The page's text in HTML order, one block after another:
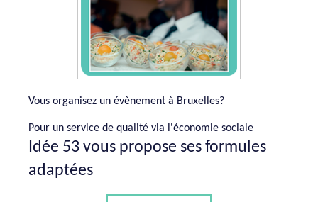
Vous organisez un évènement à Bruxelles?
Pour un service de qualité via l'économie sociale
Idée 53 vous propose ses formules
adaptées